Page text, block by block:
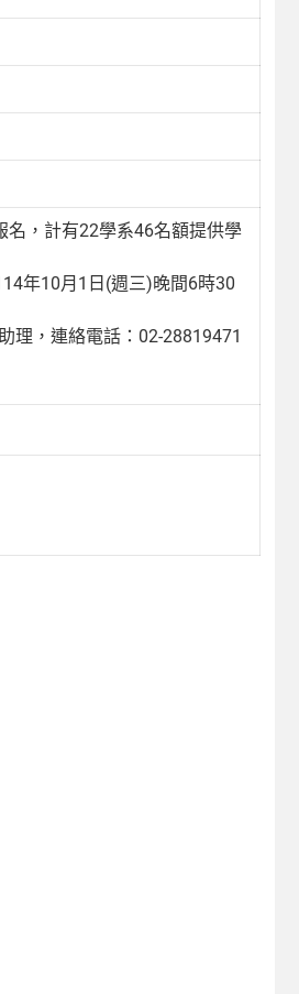
，計有22學系46名額提供學
年10月1日(週三)晚間6時30
理，連絡電話：02-28819471